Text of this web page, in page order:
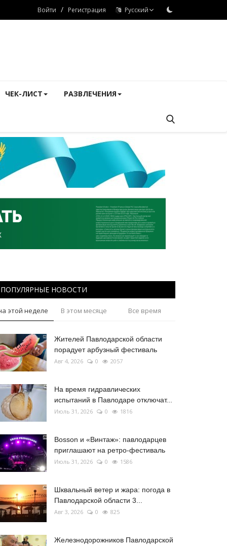
Войти / Регистрация Русский
ЧЕК-ЛИСТ РАЗВЛЕЧЕНИЯ
ПОПУЛЯРНЫЕ НОВОСТИ
этой неделе В этом месяце Все время
Жителей Павлодарской области
порадует арбузный фестиваль
Авг 4, 2026 0 2057
На время гидравлических
испытаний в Павлодаре отключат...
Июль 31, 2026 0 1816
Bosson и «Винтаж»: павлодарцев
приглашают на ретро-фестиваль
Июль 31, 2026 0 1586
Шквальный ветер и жара: погода в
Павлодарской области 3...
Авг 3, 2026 0 825
Железнодорожников Павлодарской